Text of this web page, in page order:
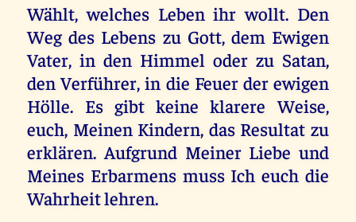
Wählt, welches Leben ihr wollt. Den
Weg des Lebens zu Gott, dem Ewigen
Vater, in den Himmel oder zu Satan,
den Verführer, in die Feuer der ewigen
Hölle. Es gibt keine klarere Weise,
euch, Meinen Kindern, das Resultat zu
erklären. Aufgrund Meiner Liebe und
Meines Erbarmens muss Ich euch die
Wahrheit lehren.